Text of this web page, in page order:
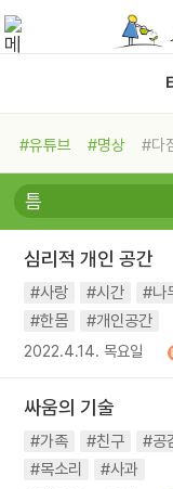
#유튜브 #명상 #다
#비전캠프
#독서캠프
#희망
#나눔 #친구
#독서
#건강 #면역력
심리적 개인 공간
#사랑 #시간 #나
#한몸
#개인공간
2022.4.14. 목요일
싸움의 기술
#가족 #친구 #공
#목소리
#사과